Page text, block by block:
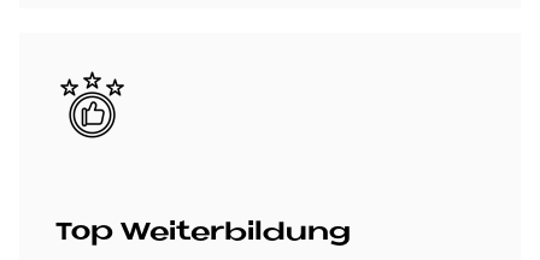
Bild
Top Wei­ter­bil­dung